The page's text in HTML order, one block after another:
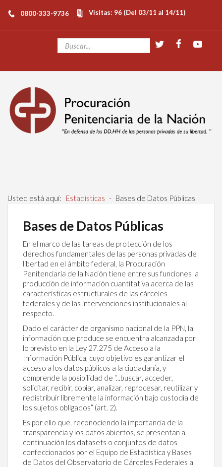
0800-333-9736 Visitas: 96 (Del 03/11 al 14/11)
Usted está aquí: Estadísticas - Bases de Datos Públicas
Bases de Datos Públicas
En el marco de las tareas de protección de los
derechos fundamentales de las personas privadas de
libertad en el ámbito federal, la Procuración
Penitenciaria de la Nación tiene entre sus funciones la
producción de información cuantitativa acerca de las
características estructurales de las cárceles
federales y de las intervenciones institucionales al
respecto.
Dado el carácter de organismo nacional de la PPN, la
información que produce se encuentra alcanzada por
lo previsto en la Ley 27.275 de Acceso a la
Información Pública, cuyo objetivo es garantizar el
acceso a los datos públicos a la ciudadanía, y
comprende la posibilidad de “...buscar, acceder,
solicitar, recibir, copiar, analizar, reprocesar, reutilizar y
redistribuir libremente la información bajo custodia de
los sujetos obligados” (art. 2).
Es por ello que, reconociendo la importancia de la
transparencia y los datos abiertos, se presentan a
continuación los datasets o conjuntos de datos
confeccionados por el Equipo de Estadística y Bases
de Datos del Observatorio de Cárceles Federales a